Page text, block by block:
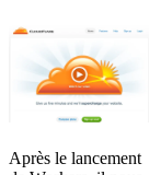
Après le lancement